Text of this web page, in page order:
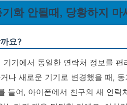
화 안될때, 당황하지 마
요?
기에서 동일한 연락처 정보를
나 새로운 기기로 변경했을 때,
들어, 아이폰에서 친구의 새 연락